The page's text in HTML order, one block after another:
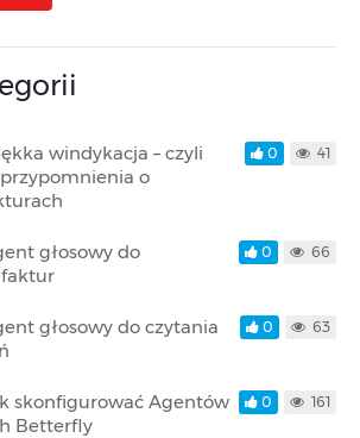
windykacja – czyli
o
0 41
głosowy do
0 66
głosowy do czytania
0 63
skonfigurować Agentów
Betterfly
0 161